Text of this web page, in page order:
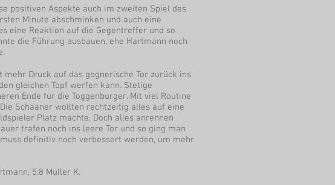
positiven Aspekte auch im zweiten Spiel des
Minute abschminken und auch eine
eine Reaktion auf die Gegentreffer und so
die Führung ausbauen, ehe Hartmann noch
Druck auf das gegnerische Tor zurück ins
gleichen Topf werfen kann. Stetige
Ende für die Toggenburger. Mit viel Routine
Schaaner wollten rechtzeitig alles auf eine
Platz machte. Doch alles anrennen
trafen noch ins leere Tor und so ging man
definitiv noch verbessert werden, um mehr
5:8 Müller K.